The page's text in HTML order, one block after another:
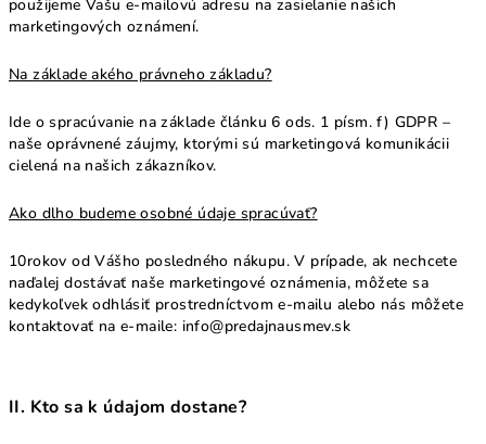
použijeme Vašu e-mailovú adresu na zasielanie našich
marketingových oznámení.
Na základe akého právneho základu?
Ide o spracúvanie na základe článku 6 ods. 1 písm. f) GDPR –
naše oprávnené záujmy, ktorými sú marketingová komunikácii
cielená na našich zákazníkov.
Ako dlho budeme osobné údaje spracúvať?
10rokov od Vášho posledného nákupu. V prípade, ak nechcete
naďalej dostávať naše marketingové oznámenia, môžete sa
kedykoľvek odhlásiť prostredníctvom e-mailu alebo nás môžete
kontaktovať na e-maile: info@predajnausmev.sk
II. Kto sa k údajom dostane?